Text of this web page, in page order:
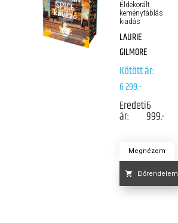
Éldekorált
keménytáblás
kiadás
LAURIE
GILMORE
Kötött ár:
6 299.-
Eredeti
ár:
6
999.-
Megnézem
Előrendelem